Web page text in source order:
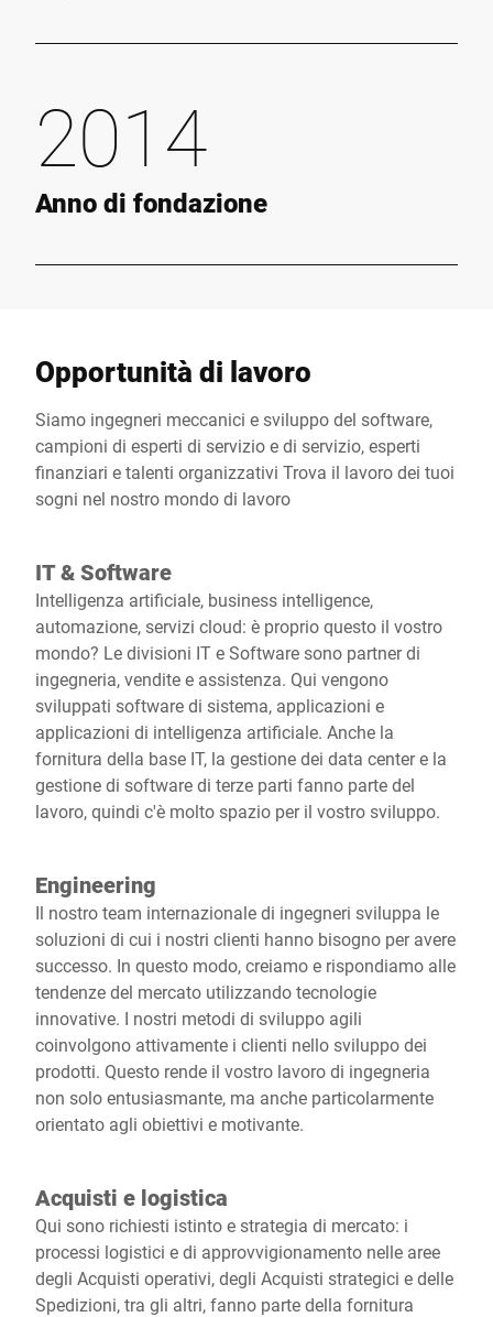
2014
Anno di fondazione
Opportunità di lavoro
Siamo ingegneri meccanici e sviluppo del software,
campioni di esperti di servizio e di servizio, esperti
finanziari e talenti organizzativi Trova il lavoro dei tuoi
sogni nel nostro mondo di lavoro
IT & Software
Intelligenza artificiale, business intelligence,
automazione, servizi cloud: è proprio questo il vostro
mondo? Le divisioni IT e Software sono partner di
ingegneria, vendite e assistenza. Qui vengono
sviluppati software di sistema, applicazioni e
applicazioni di intelligenza artificiale. Anche la
fornitura della base IT, la gestione dei data center e la
gestione di software di terze parti fanno parte del
lavoro, quindi c'è molto spazio per il vostro sviluppo.
Engineering
Il nostro team internazionale di ingegneri sviluppa le
soluzioni di cui i nostri clienti hanno bisogno per avere
successo. In questo modo, creiamo e rispondiamo alle
tendenze del mercato utilizzando tecnologie
innovative. I nostri metodi di sviluppo agili
coinvolgono attivamente i clienti nello sviluppo dei
prodotti. Questo rende il vostro lavoro di ingegneria
non solo entusiasmante, ma anche particolarmente
orientato agli obiettivi e motivante.
Acquisti e logistica
Qui sono richiesti istinto e strategia di mercato: i
processi logistici e di approvvigionamento nelle aree
degli Acquisti operativi, degli Acquisti strategici e delle
Spedizioni, tra gli altri, fanno parte della fornitura